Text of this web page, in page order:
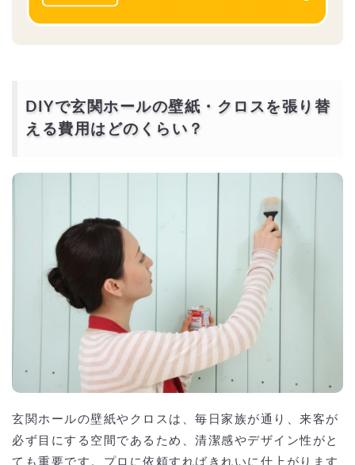
DIYで玄関ホールの壁紙・クロスを張り替
える費用はどのくらい？
玄関ホールの壁紙やクロスは、毎日家族が通り、来客が
必ず目にする空間であるため、清潔感やデザイン性がと
ても重要です。プロに依頼すればきれいに仕上がります